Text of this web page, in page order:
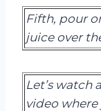
Fifth, pour
juice over
Let’s watch a
video where